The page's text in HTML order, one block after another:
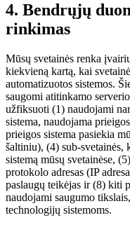
4. Bendrųjų
rinkimas
Mūsų svetainės renka
kiekvieną kartą, kai
automatizuotos sistemos.
saugomi atitinkamo
užfiksuoti (1) naudojami
sistema, naudojama
prieigos sistema pasiekia
šaltiniu), (4) sub-svetainės,
sistemą mūsų svetainėse,
protokolo adresas (IP
paslaugų teikėjas ir (8) kiti
naudojami saugumo
technologijų sistemoms.